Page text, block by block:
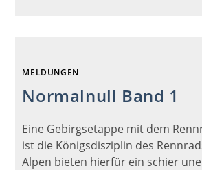
MELDUNGEN
Normalnull Band 1
Eine Gebirgsetappe mit dem
ist die Königsdisziplin des
Alpen bieten hierfür ein schier